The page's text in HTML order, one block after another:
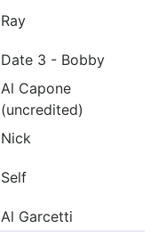
Ray
Date 3 - Bobby
Al Capone
(uncredited)
Nick
Self
Al Garcetti